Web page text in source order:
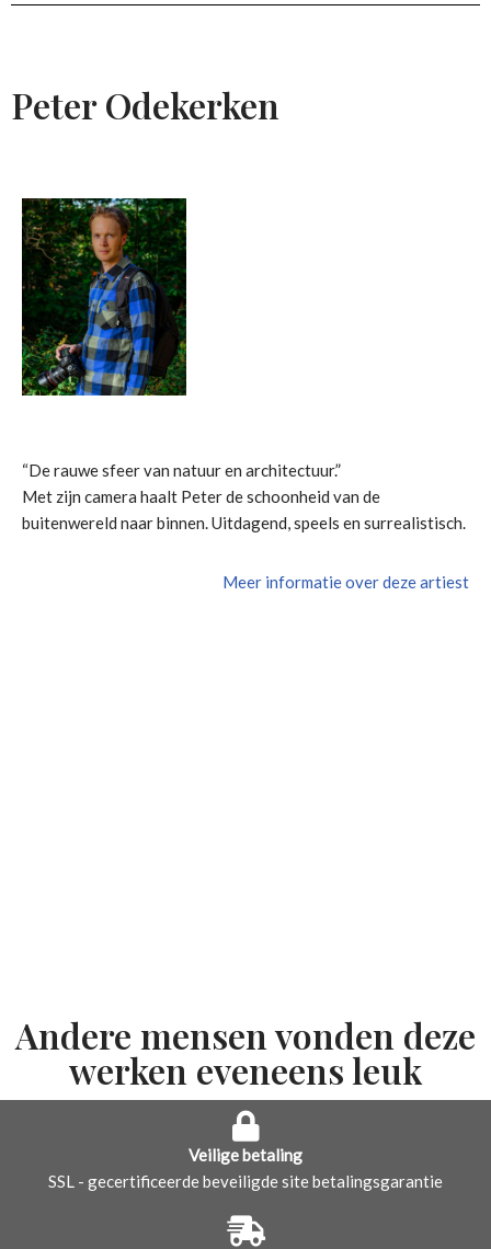
Peter Odekerken
“De rauwe sfeer van natuur en architectuur.”
Met zijn camera haalt Peter de schoonheid van de
buitenwereld naar binnen. Uitdagend, speels en surrealistisch.
Meer informatie over deze artiest
Andere mensen vonden deze
werken eveneens leuk
Veilige betaling
SSL - gecertificeerde beveiligde site betalingsgarantie